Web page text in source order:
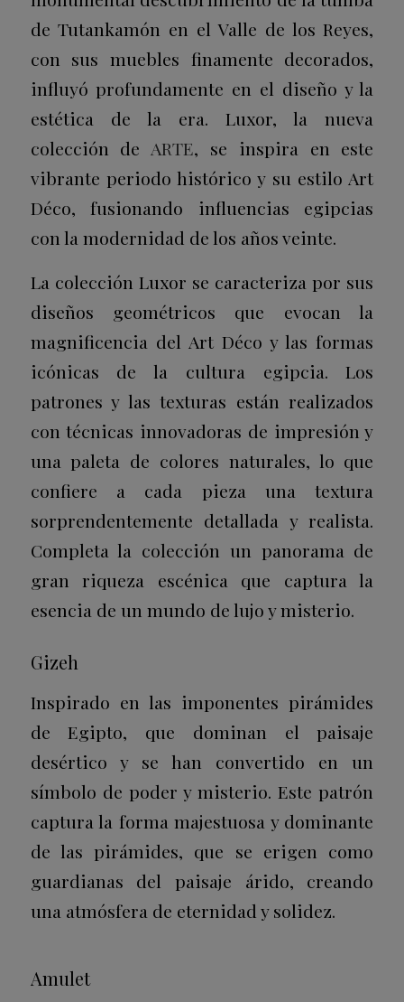
de Tutankamón en el Valle de los Reyes,
con sus muebles finamente decorados,
influyó profundamente en el diseño y la
estética de la era. Luxor, la nueva
colección de ARTE, se inspira en este
vibrante periodo histórico y su estilo Art
Déco, fusionando influencias egipcias
con la modernidad de los años veinte.
La colección Luxor se caracteriza por sus
diseños geométricos que evocan la
magnificencia del Art Déco y las formas
icónicas de la cultura egipcia. Los
patrones y las texturas están realizados
con técnicas innovadoras de impresión y
una paleta de colores naturales, lo que
confiere a cada pieza una textura
sorprendentemente detallada y realista.
Completa la colección un panorama de
gran riqueza escénica que captura la
esencia de un mundo de lujo y misterio.
Gizeh
Inspirado en las imponentes pirámides
de Egipto, que dominan el paisaje
desértico y se han convertido en un
símbolo de poder y misterio. Este patrón
captura la forma majestuosa y dominante
de las pirámides, que se erigen como
guardianas del paisaje árido, creando
una atmósfera de eternidad y solidez.
Amulet